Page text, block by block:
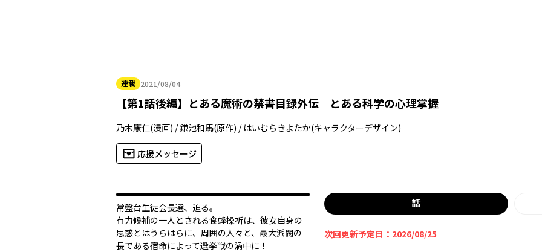
連載 2021/08/04
2021年08月04日
【第1話後編】 とある魔術の禁書目録外伝 とある科学の心理掌握
乃木康仁(漫画) /鎌池和馬(原作) / はいむらきよたか(キャラクターデザイン)
応援メッセージ
常盤台生徒会長選、迫る。
有力候補の一人とされる食蜂操祈は、彼女自身の
思惑とはうらはらに、周囲の人々と、最大派閥の
長である宿命によって選挙戦の渦中に――！
話
次回更新予定日：2026/08/25